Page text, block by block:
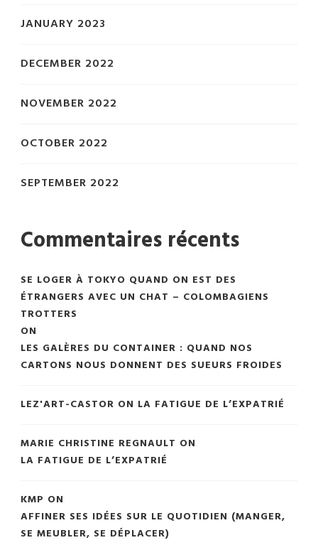
JANUARY 2023
DECEMBER 2022
NOVEMBER 2022
OCTOBER 2022
SEPTEMBER 2022
Commentaires récents
SE LOGER À TOKYO QUAND ON EST DES
ÉTRANGERS AVEC UN CHAT – COLOMBAGIENS
TROTTERS
ON
LES GALÈRES DU CONTAINER : QUAND NOS
CARTONS NOUS DONNENT DES SUEURS FROIDES
LEZ'ART-CASTOR ON LA FATIGUE DE L’EXPATRIÉ
MARIE CHRISTINE REGNAULT ON
LA FATIGUE DE L’EXPATRIÉ
KMP ON
AFFINER SES IDÉES SUR LE QUOTIDIEN (MANGER,
SE MEUBLER, SE DÉPLACER)